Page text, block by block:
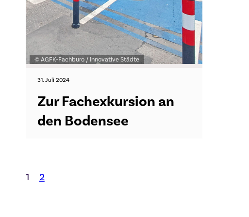
© AGFK-Fachbüro / Innovative Städte
31. Juli 2024
Zur Fachexkursion an
den Bodensee
1 2